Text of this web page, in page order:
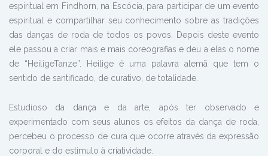
espiritual em Findhorn, na Escócia, para participar de um evento
espiritual e compartilhar seu conhecimento sobre as tradições
das danças de roda de todos os povos. Depois deste evento
ele passou a criar mais e mais coreografias e deu a elas o nome
de “HeiligeTanze”. Heilige é uma palavra alemã que tem o
sentido de santificado, de curativo, de totalidade.
Estudioso da dança e da arte, após ter observado e
experimentado com seus alunos os efeitos da dança de roda,
percebeu o processo de cura que ocorre através da expressão
corporal e do estimulo à criatividade.